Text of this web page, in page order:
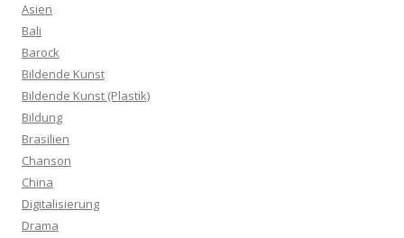
Asien
Bali
Barock
Bildende Kunst
Bildende Kunst (Plastik)
Bildung
Brasilien
Chanson
China
Digitalisierung
Drama